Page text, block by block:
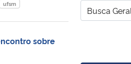
ufsm
sobre